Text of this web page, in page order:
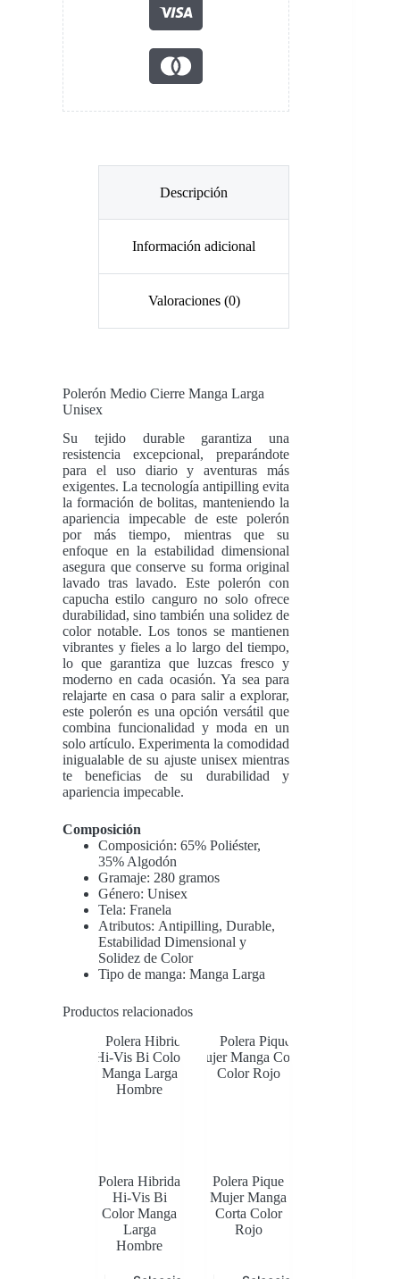
Unisex
Azul
cantidad
Descripción
Información adicional
Valoraciones (0)
Polerón Medio Cierre Manga Larga
Unisex
Su tejido durable garantiza una
resistencia excepcional, preparándote
para el uso diario y aventuras más
exigentes. La tecnología antipilling evita
la formación de bolitas, manteniendo la
apariencia impecable de este polerón
por más tiempo, mientras que su
enfoque en la estabilidad dimensional
asegura que conserve su forma original
lavado tras lavado. Este polerón con
capucha estilo canguro no solo ofrece
durabilidad, sino también una solidez de
color notable. Los tonos se mantienen
vibrantes y fieles a lo largo del tiempo,
lo que garantiza que luzcas fresco y
moderno en cada ocasión. Ya sea para
relajarte en casa o para salir a explorar,
este polerón es una opción versátil que
combina funcionalidad y moda en un
solo artículo. Experimenta la comodidad
inigualable de su ajuste unisex mientras
te beneficias de su durabilidad y
apariencia impecable.
Composición
Composición: 65% Poliéster,
35% Algodón
Gramaje: 280 gramos
Género: Unisex
Tela: Franela
Atributos: Antipilling, Durable,
Estabilidad Dimensional y
Solidez de Color
Tipo de manga: Manga Larga
Productos relacionados
Polera Hibrida
Hi-Vis Bi
Color Manga
Larga
Hombre
Polera Pique
Mujer Manga
Corta Color
Rojo